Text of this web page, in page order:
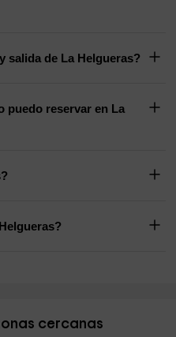
Cuál es el horario de entrada y salida de La Helgueras?
puedo reservar en La
cercanas